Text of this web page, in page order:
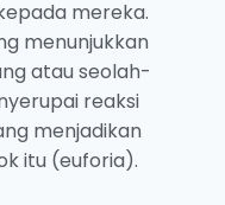
mereka.
menunjukkan
atau seolah-
reaksi
menjadikan
itu (euforia).